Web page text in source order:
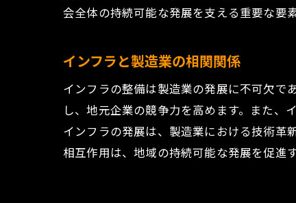
会全体の持続可能な発展を支える重要な要
インフラと製造業の相関関係
インフラの整備は製造業の発展に不可欠で
し、地元企業の競争力を高めます。また
インフラの発展は、製造業における技術革
相互作用は、地域の持続可能な発展を促進